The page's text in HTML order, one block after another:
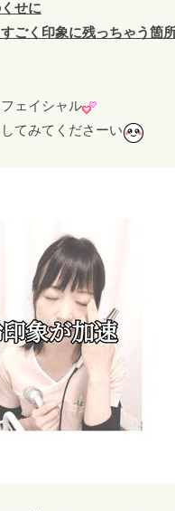
せに
ごく印象に残っちゃう箇所
ェイシャル
てみてくださーい